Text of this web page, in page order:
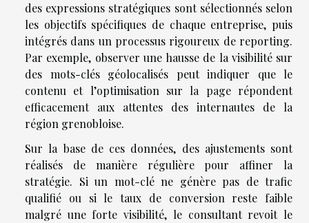
des expressions stratégiques sont sélectionnés selon
les objectifs spécifiques de chaque entreprise, puis
intégrés dans un processus rigoureux de reporting.
Par exemple, observer une hausse de la visibilité sur
des mots-clés géolocalisés peut indiquer que le
contenu et l’optimisation sur la page répondent
efficacement aux attentes des internautes de la
région grenobloise.
Sur la base de ces données, des ajustements sont
réalisés de manière régulière pour affiner la
stratégie. Si un mot-clé ne génère pas de trafic
qualifié ou si le taux de conversion reste faible
malgré une forte visibilité, le consultant revoit le